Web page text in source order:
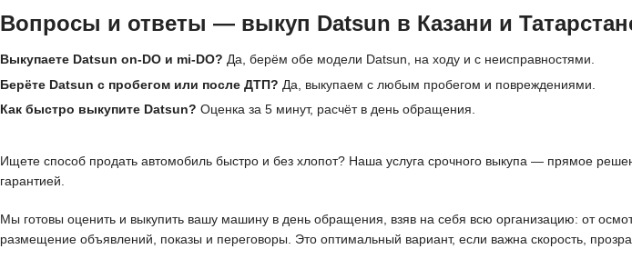
Вопросы и ответы — выкуп Datsun в Казани и
Выкупаете Datsun on-DO и mi-DO? Да, берём обе модели Datsun, на ходу и с неисправностями.
Берёте Datsun с пробегом или после ДТП? Да, выкупаем с любым пробегом и повреждениями.
Как быстро выкупите Datsun? Оценка за 5 минут, расчёт в день обращения.
Ищете способ продать автомобиль быстро и без хлопот? Наша услуга срочного выкупа — прямое
гарантией.
Мы готовы оценить и выкупить вашу машину в день обращения, взяв на себя всю организацию: от
размещение объявлений, показы и переговоры. Это оптимальный вариант, если важна скорость,